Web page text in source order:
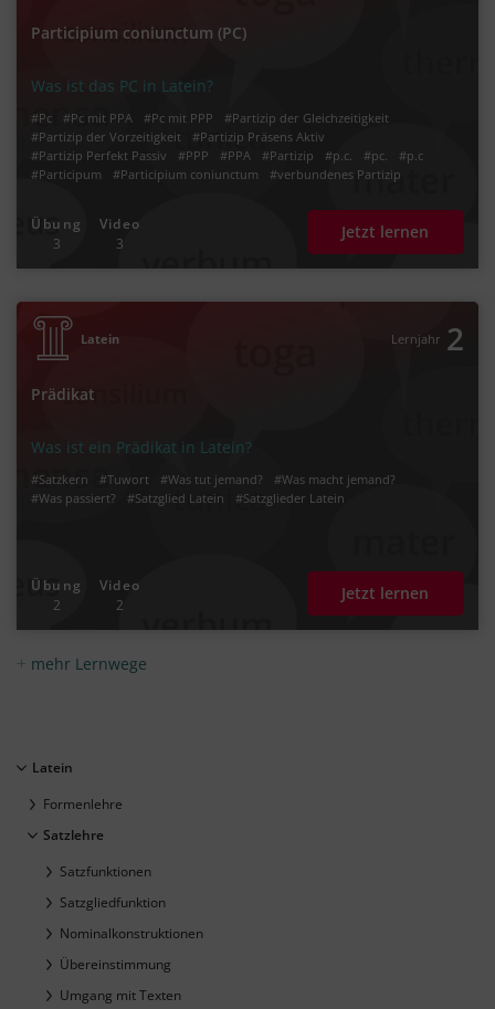
Participium coniunctum (PC)
Was ist das PC in Latein?
#Pc #Pc mit PPA #Pc mit PPP
#Partizip der Gleichzeitigkeit
#Partizip der Vorzeitigkeit
#Partizip Präsens Aktiv
#Partizip Perfekt Passiv
#PPP #PPA #Partizip #p.c. #pc.
#p.c
#Participum
#Participium coniunctum #verbundenes Partizip
Übung
3
Video
3
Jetzt lernen
Latein Lernjahr 2
Prädikat
Was ist ein Prädikat in Latein?
#Satzkern #Tuwort #Was tut jemand?
#Was macht jemand?
#Was passiert?
#Satzglied Latein #Satzglieder Latein
Übung
2
Video
2
Jetzt lernen
mehr Lernwege
Latein
Formenlehre
Satzlehre
Satzfunktionen
Satzgliedfunktion
Nominalkonstruktionen
Übereinstimmung
Umgang mit Texten